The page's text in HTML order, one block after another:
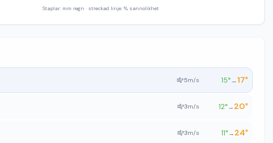
Staplar: mm regn · streckad linje: % sannolikhet
5m/s 15°→17°
3m/s 12°→20°
3m/s 11°→24°